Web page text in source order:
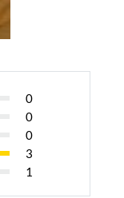
0
0
0
3
1